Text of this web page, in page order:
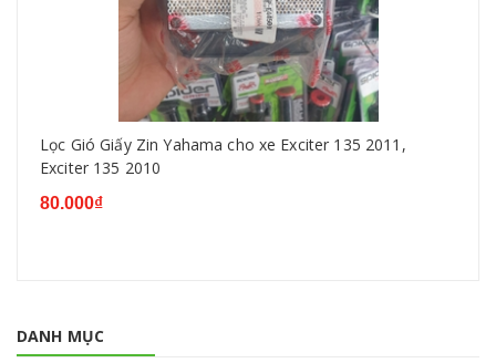
Lọc Gió Giấy Zin Yahama cho xe Exciter 135 2011,
Exciter 135 2010
80.000₫
DANH MỤC